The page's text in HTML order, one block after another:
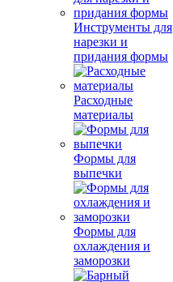
Инструменты для
нарезки и
придания формы
Расходные
материалы
Формы для
выпечки
Формы для
охлаждения и
заморозки